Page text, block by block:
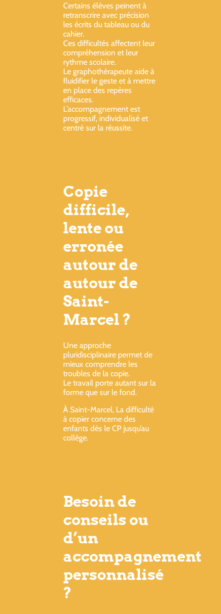
Certains élèves peinent à
retranscrire avec précision
les écrits du tableau ou du
cahier.
Ces difficultés affectent leur
compréhension et leur
rythme scolaire.
Le graphothérapeute aide à
fluidifier le geste et à mettre
en place des repères
efficaces.
L’accompagnement est
progressif, individualisé et
centré sur la réussite.
Copie
difficile,
lente ou
erronée
autour de
autour de
Saint-
Marcel ?
Une approche
pluridisciplinaire permet de
mieux comprendre les
troubles de la copie.
Le travail porte autant sur la
forme que sur le fond.
À Saint-Marcel, La difficulté
à copier concerne des
enfants dès le CP jusqu’au
collège.
Besoin de
conseils ou
d’un
accompagnement
personnalisé
?